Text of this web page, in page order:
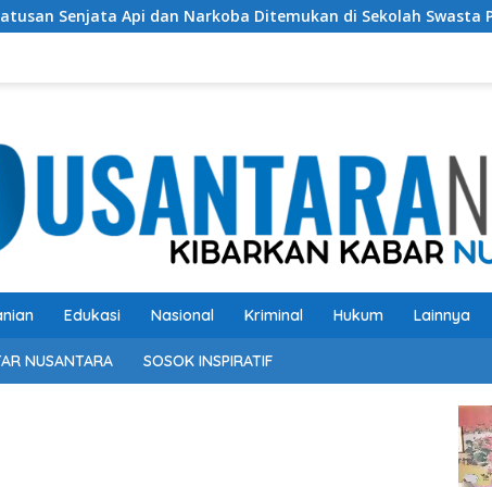
Api dan Narkoba Ditemukan di Sekolah Swasta Pondok
Edukasi Nasional Kriminal Hukum Lainnya
NUSANTARA SOSOK INSPIRATIF